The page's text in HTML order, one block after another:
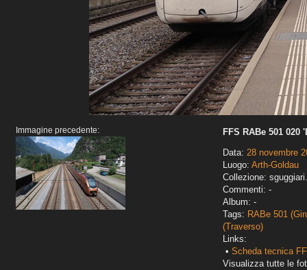
Immagine precedente:
FFS RABe 501 020
Data: 28 novembre
Luogo: Arth-Goldau
Collezione:
Commenti: -
Album: -
Tags: RABe 501
(Traverso)
Links:
• Scheda tecnica
Visualizza tutte le